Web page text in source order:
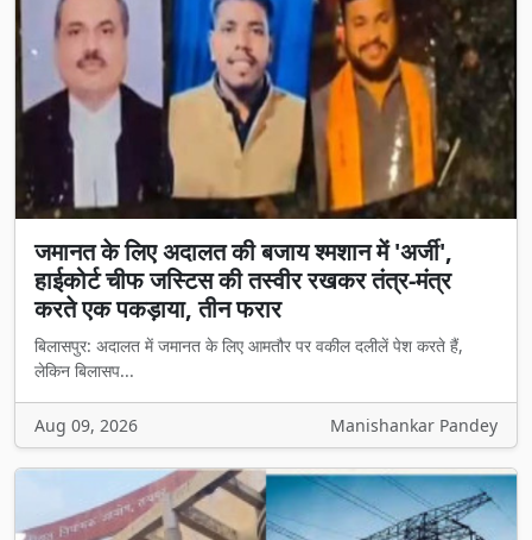
जमानत के लिए अदालत की बजाय श्मशान में 'अर्जी',
हाईकोर्ट चीफ जस्टिस की तस्वीर रखकर तंत्र-मंत्र
करते एक पकड़ाया, तीन फरार
बिलासपुर: अदालत में जमानत के लिए आमतौर पर वकील दलीलें पेश करते हैं,
लेकिन बिलासप...
Aug 09, 2026 Manishankar Pandey